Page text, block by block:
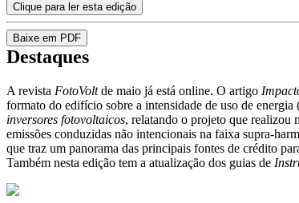
Clique para ler esta edição
Baixe em PDF
Destaques
A revista FotoVoltde maio já está online. O artigo
formato do edifício sobre a intensidade de uso de
inversores fotovoltaicos, relatando o projeto que realizou
emissões conduzidas não intencionais na faixa supra-
que traz um panorama das principais fontes de crédito
Também nesta edição tem a atualização dos guias de